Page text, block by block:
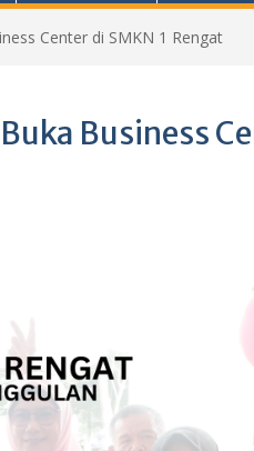
Center di SMKN 1 Rengat
Business